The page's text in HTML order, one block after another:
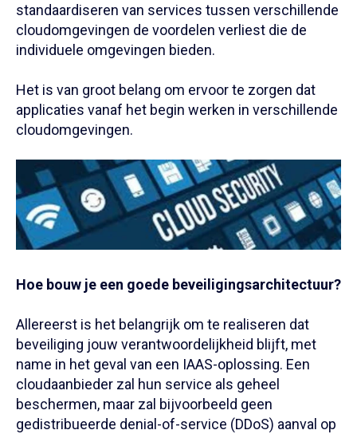
standaardiseren van services tussen verschillende
cloudomgevingen de voordelen verliest die de
individuele omgevingen bieden.
Het is van groot belang om ervoor te zorgen dat
applicaties vanaf het begin werken in verschillende
cloudomgevingen.
Hoe bouw je een goede beveiligingsarchitectuur?
Allereerst is het belangrijk om te realiseren dat
beveiliging jouw verantwoordelijkheid blijft, met
name in het geval van een IAAS-oplossing. Een
cloudaanbieder zal hun service als geheel
beschermen, maar zal bijvoorbeeld geen
gedistribueerde denial-of-service (DDoS) aanval op